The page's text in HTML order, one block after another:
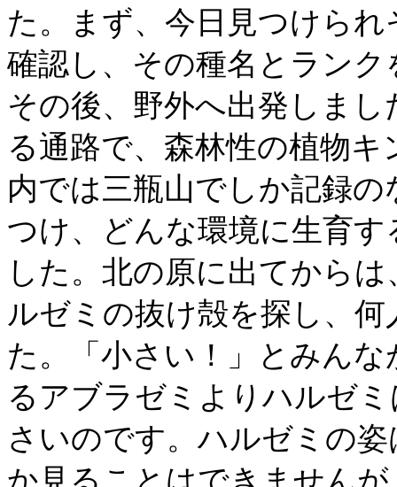
た。まず、今日見つけら
確認し、その種名とラン
その後、野外へ出発しま
る通路で、森林性の植物
内では三瓶山でしか記録
つけ、どんな環境に生育
した。北の原に出てから
ルゼミの抜け殻を探し、
た。「小さい！」とみん
るアブラゼミよりハルゼ
さいのです。ハルゼミの